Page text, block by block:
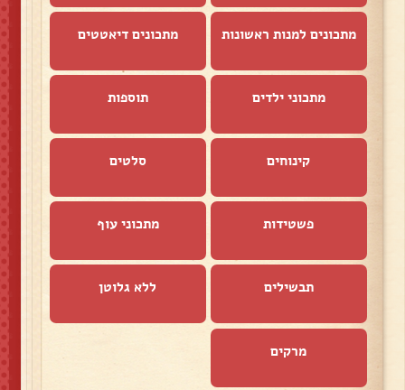
מתכונים למנות ראשונות מתכונים דיאטטים
מתכוני ילדים תוספות
קינוחים סלטים
פשטידות מתכוני עוף
תבשילים ללא גלוטן
מרקים